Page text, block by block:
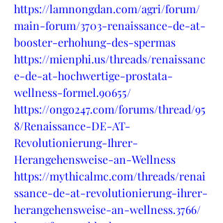
https://lamnongdan.com/agri/forum/
main-forum/3703-renaissance-de-at-
booster-erhohung-des-spermas
https://mienphi.us/threads/renaissanc
e-de-at-hochwertige-prostata-
wellness-formel.90655/
https://ongo247.com/forums/thread/95
8/Renaissance-DE-AT-
Revolutionierung-Ihrer-
Herangehensweise-an-Wellness
https://mythicalmc.com/threads/renai
ssance-de-at-revolutionierung-ihrer-
herangehensweise-an-wellness.3766/